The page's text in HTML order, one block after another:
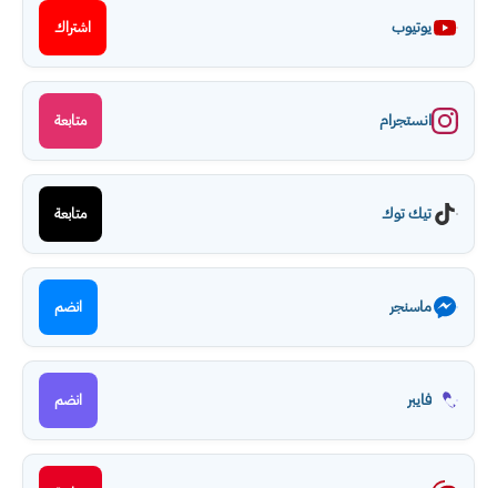
يوتيوب اشتراك
انستجرام متابعة
تيك توك متابعة
ماسنجر انضم
فايبر انضم